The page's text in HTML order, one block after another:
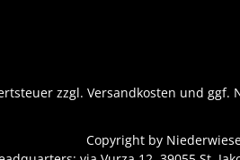
zzgl. Versandkosten und ggf.
Copyright by